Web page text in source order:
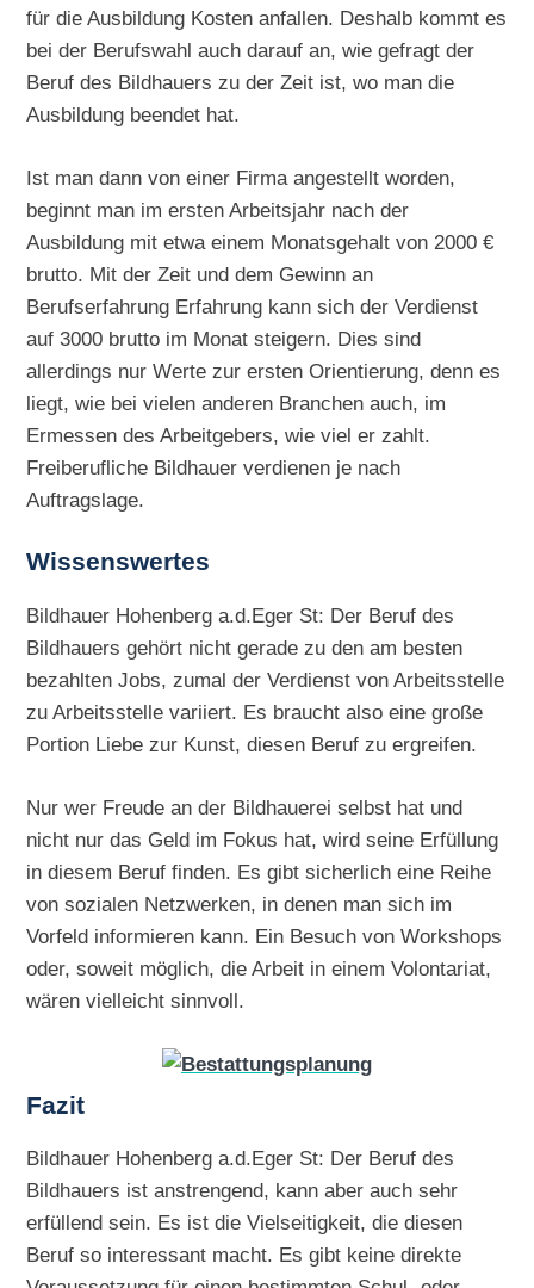
für die Ausbildung Kosten anfallen. Deshalb kommt es
bei der Berufswahl auch darauf an, wie gefragt der
Beruf des Bildhauers zu der Zeit ist, wo man die
Ausbildung beendet hat.
Ist man dann von einer Firma angestellt worden,
beginnt man im ersten Arbeitsjahr nach der
Ausbildung mit etwa einem Monatsgehalt von 2000 €
brutto. Mit der Zeit und dem Gewinn an
Berufserfahrung Erfahrung kann sich der Verdienst
auf 3000 brutto im Monat steigern. Dies sind
allerdings nur Werte zur ersten Orientierung, denn es
liegt, wie bei vielen anderen Branchen auch, im
Ermessen des Arbeitgebers, wie viel er zahlt.
Freiberufliche Bildhauer verdienen je nach
Auftragslage.
Wissenswertes
Bildhauer Hohenberg a.d.Eger St: Der Beruf des
Bildhauers gehört nicht gerade zu den am besten
bezahlten Jobs, zumal der Verdienst von Arbeitsstelle
zu Arbeitsstelle variiert. Es braucht also eine große
Portion Liebe zur Kunst, diesen Beruf zu ergreifen.
Nur wer Freude an der Bildhauerei selbst hat und
nicht nur das Geld im Fokus hat, wird seine Erfüllung
in diesem Beruf finden. Es gibt sicherlich eine Reihe
von sozialen Netzwerken, in denen man sich im
Vorfeld informieren kann. Ein Besuch von Workshops
oder, soweit möglich, die Arbeit in einem Volontariat,
wären vielleicht sinnvoll.
Fazit
Bildhauer Hohenberg a.d.Eger St: Der Beruf des
Bildhauers ist anstrengend, kann aber auch sehr
erfüllend sein. Es ist die Vielseitigkeit, die diesen
Beruf so interessant macht. Es gibt keine direkte